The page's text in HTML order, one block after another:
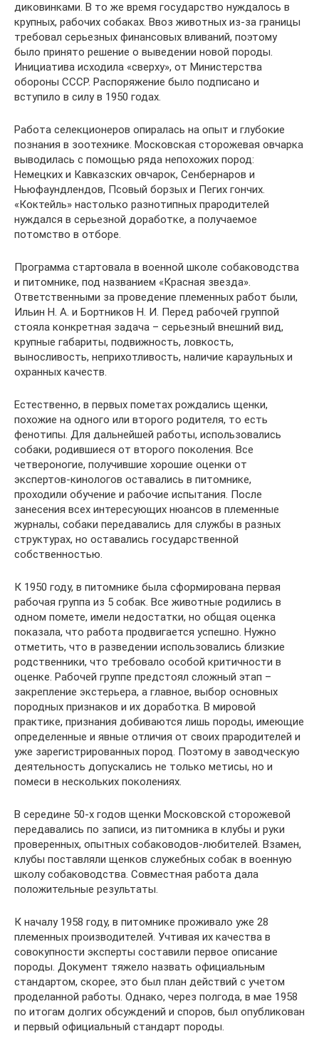
диковинками. В то же время государство нуждалось в
крупных, рабочих собаках. Ввоз животных из-за границы
требовал серьезных финансовых вливаний, поэтому
было принято решение о выведении новой породы.
Инициатива исходила «сверху», от Министерства
обороны СССР. Распоряжение было подписано и
вступило в силу в 1950 годах.
Работа селекционеров опиралась на опыт и глубокие
познания в зоотехнике. Московская сторожевая овчарка
выводилась с помощью ряда непохожих пород:
Немецких и Кавказских овчарок, Сенбернаров и
Ньюфаундлендов, Псовый борзых и Пегих гончих.
«Коктейль» настолько разнотипных прародителей
нуждался в серьезной доработке, а получаемое
потомство в отборе.
Программа стартовала в военной школе собаководства
и питомнике, под названием «Красная звезда».
Ответственными за проведение племенных работ были,
Ильин Н. А. и Бортников Н. И. Перед рабочей группой
стояла конкретная задача – серьезный внешний вид,
крупные габариты, подвижность, ловкость,
выносливость, неприхотливость, наличие караульных и
охранных качеств.
Естественно, в первых пометах рождались щенки,
похожие на одного или второго родителя, то есть
фенотипы. Для дальнейшей работы, использовались
собаки, родившиеся от второго поколения. Все
четвероногие, получившие хорошие оценки от
экспертов-кинологов оставались в питомнике,
проходили обучение и рабочие испытания. После
занесения всех интересующих нюансов в племенные
журналы, собаки передавались для службы в разных
структурах, но оставались государственной
собственностью.
К 1950 году, в питомнике была сформирована первая
рабочая группа из 5 собак. Все животные родились в
одном помете, имели недостатки, но общая оценка
показала, что работа продвигается успешно. Нужно
отметить, что в разведении использовались близкие
родственники, что требовало особой критичности в
оценке. Рабочей группе предстоял сложный этап –
закрепление экстерьера, а главное, выбор основных
породных признаков и их доработка. В мировой
практике, признания добиваются лишь породы, имеющие
определенные и явные отличия от своих прародителей и
уже зарегистрированных пород. Поэтому в заводческую
деятельность допускались не только метисы, но и
помеси в нескольких поколениях.
В середине 50-х годов щенки Московской сторожевой
передавались по записи, из питомника в клубы и руки
проверенных, опытных собаководов-любителей. Взамен,
клубы поставляли щенков служебных собак в военную
школу собаководства. Совместная работа дала
положительные результаты.
К началу 1958 году, в питомнике проживало уже 28
племенных производителей. Учтивая их качества в
совокупности эксперты составили первое описание
породы. Документ тяжело назвать официальным
стандартом, скорее, это был план действий с учетом
проделанной работы. Однако, через полгода, в мае 1958
по итогам долгих обсуждений и споров, был опубликован
и первый официальный стандарт породы.